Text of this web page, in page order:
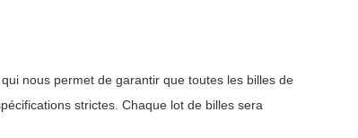
nous permet de garantir que toutes les billes de
strictes. Chaque lot de billes sera